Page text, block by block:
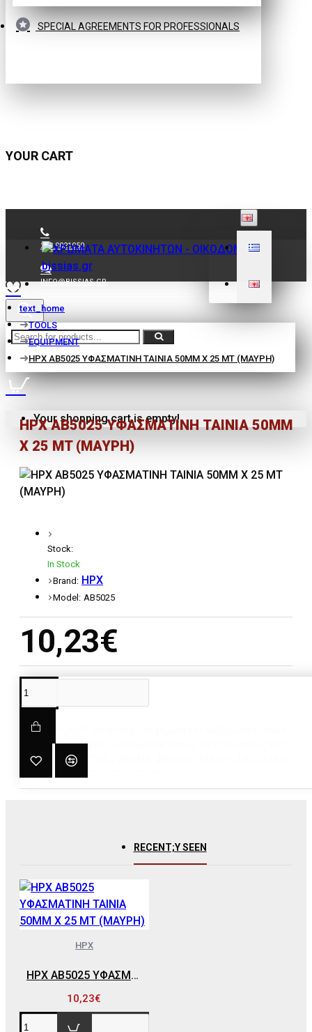
SPECIAL AGREEMENTS FOR PROFESSIONALS
YOUR CART
210 9021059
INFO@BISSIAS.GR
Your shopping cart is empty!
text_home
TOOLS
EQUIPMENT
HPX AB5025 ΥΦΑΣΜΑΤΙΝΗ ΤΑΙΝΙΑ 50MM X 25 MT (ΜΑΥΡΗ)
HPX AB5025 ΥΦΑΣΜΑΤΙΝΗ ΤΑΙΝΙΑ 50MM
X 25 MT (ΜΑΥΡΗ)
10,23€
Stock:
In Stock
Brand: HPX
Model: AB5025
• Επικάλυψη PE για αντοχή σε χημικά και διαβρωτικά υλικά •
Ικανότητα συνεχούς λειτουργίας στους 60°C και στους 80°C
για 30 λεπτά ΤΥΠΟΣ / ΧΡΩΜΑ: AB5025 / ΜΑΥΡΗ ΔΙΑΣΤΑΣΕΙΣ:
RECENT;Y SEEN
HPX
HPX AB5025 ΥΦΑΣΜΑΤΙΝΗ ΤΑΙΝΙΑ 50MM X 25 MT (ΜΑΥΡΗ)
10,23€